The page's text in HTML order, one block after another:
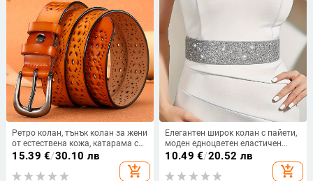
Ретро колан, тънък колан за жени
от естествена кожа, катарама с
катарама, декоративен пояс за
ежедневни кожени изделия
15.39 €/30.10 лв
add_shopping_cart
Елегантен широк колан с пайети,
моден едноцветен еластичен
колан, класическа рокля, яке,
дамски колан с уплътнение на
талията
10.49 €/20.52 лв
add_shopping_cart